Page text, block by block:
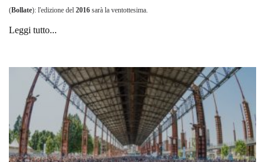
(Bollate): l'edizione del 2016 sarà la ventottesima.
Leggi tutto...